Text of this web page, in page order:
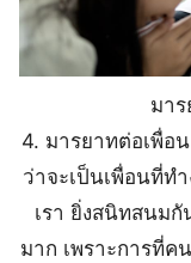
มา
4. มารยาทต่อเพื่อ
ว่าจะเป็นเพื่อนที่ท
เรา ยิ่งสนิทสนมกั
มาก เพราะการที่ค